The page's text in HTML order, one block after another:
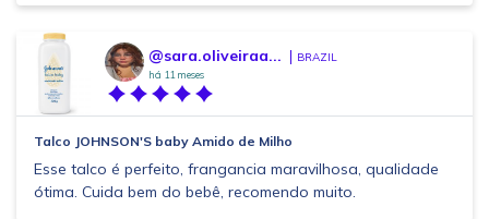
@sara.oliveiraa... BRAZIL
há 11 meses
Talco JOHNSON'S baby Amido de Milho
Esse talco é perfeito, frangancia maravilhosa, qualidade
ótima. Cuida bem do bebê, recomendo muito.